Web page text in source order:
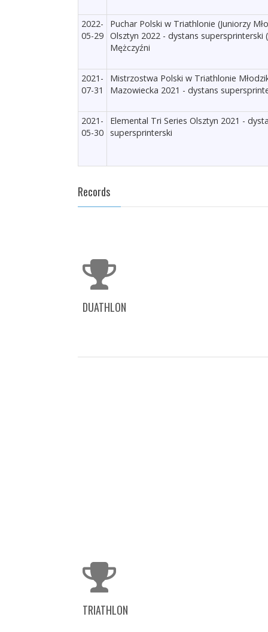
2022-
05-29
Puchar Polski w Triathlonie (Juniorzy
Olsztyn 2022 - dystans supersprinterski
Mężczyźni
2021-
07-31
Mistrzostwa Polski w Triathlonie
Mazowiecka 2021 - dystans
2021-
05-30
Elemental Tri Series Olsztyn 2021 -
supersprinterski
Records
DUATHLON
TRIATHLON